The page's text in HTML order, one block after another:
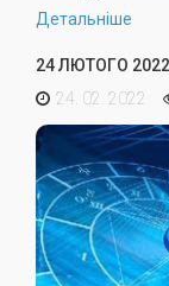
Детальніше
24 ЛЮТОГО
24. 02. 2022